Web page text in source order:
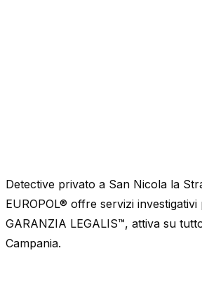
Detective privato a San Nicola la
EUROPOL® offre servizi
GARANZIA LEGALIS™, attiva su
Campania.